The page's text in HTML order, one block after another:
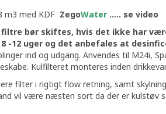
m3 med KDF ZegoWater ..... se video
bør skiftes, hvis det ikke har
-12 uger og det anbefales at
ind og udgang. Anvendes til M24i,
Kulfilteret monteres inden
filter i rigtigt flow retning, samt
vil være næsten sort da der er kulstøv